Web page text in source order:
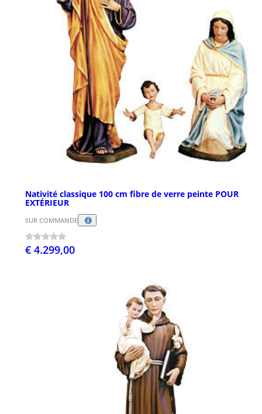
Nativité classique 100 cm fibre de verre peinte POUR
EXTÉRIEUR
SUR COMMANDE
€ 4.299,00